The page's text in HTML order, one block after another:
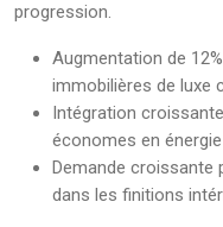
progression.
Augmentation de
immobilières de luxe
Intégration
économes en
Demande croissante
dans les finitions